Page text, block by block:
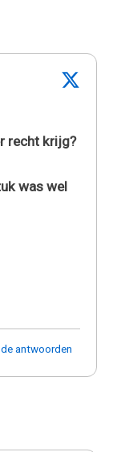
recht krijg?
was wel
antwoorden